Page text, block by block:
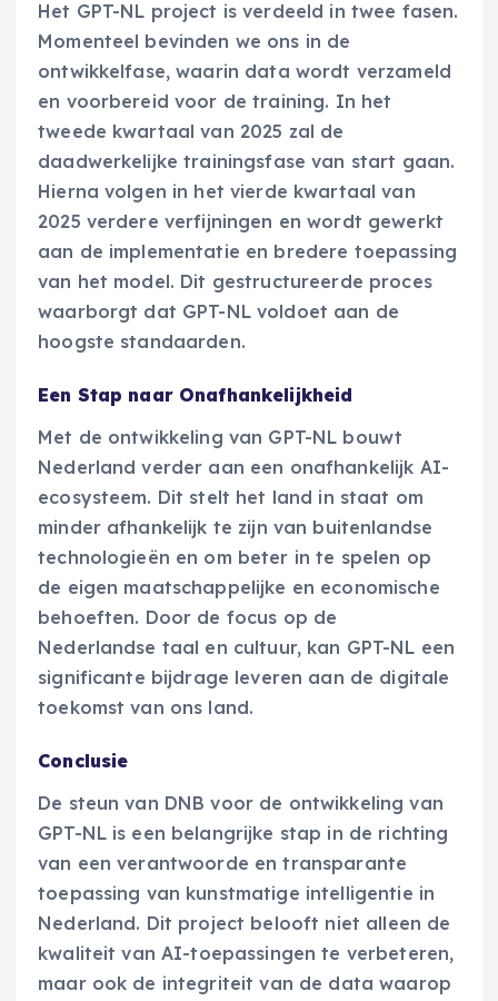
Het GPT-NL project is verdeeld in twee fasen.
Momenteel bevinden we ons in de
ontwikkelfase, waarin data wordt verzameld
en voorbereid voor de training. In het
tweede kwartaal van 2025 zal de
daadwerkelijke trainingsfase van start gaan.
Hierna volgen in het vierde kwartaal van
2025 verdere verfijningen en wordt gewerkt
aan de implementatie en bredere toepassing
van het model. Dit gestructureerde proces
waarborgt dat GPT-NL voldoet aan de
hoogste standaarden.
Een Stap naar Onafhankelijkheid
Met de ontwikkeling van GPT-NL bouwt
Nederland verder aan een onafhankelijk AI-
ecosysteem. Dit stelt het land in staat om
minder afhankelijk te zijn van buitenlandse
technologieën en om beter in te spelen op
de eigen maatschappelijke en economische
behoeften. Door de focus op de
Nederlandse taal en cultuur, kan GPT-NL een
significante bijdrage leveren aan de digitale
toekomst van ons land.
Conclusie
De steun van DNB voor de ontwikkeling van
GPT-NL is een belangrijke stap in de richting
van een verantwoorde en transparante
toepassing van kunstmatige intelligentie in
Nederland. Dit project belooft niet alleen de
kwaliteit van AI-toepassingen te verbeteren,
maar ook de integriteit van de data waarop